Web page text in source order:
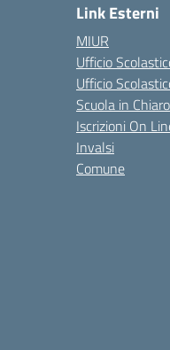
Link Esterni
MIUR
Ufficio
Ufficio
Scuola in Chiaro
Iscrizioni On
Invalsi
Comune